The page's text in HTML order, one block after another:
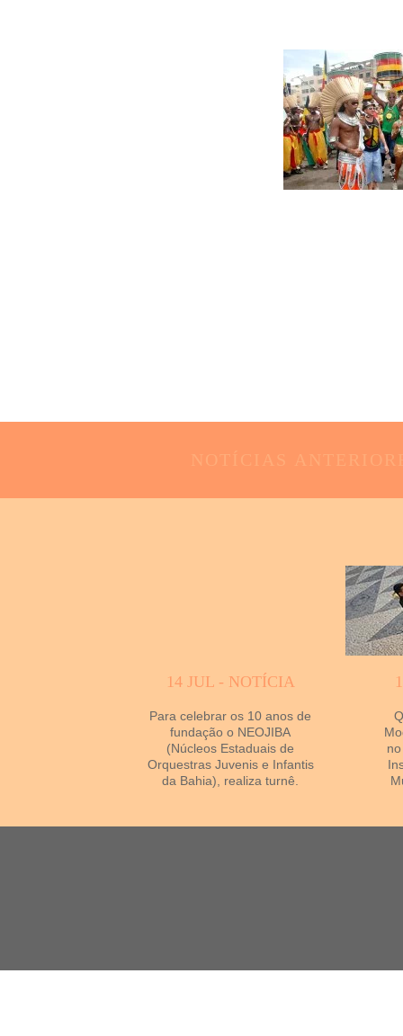
14 JUL - NOTÍCIA
Para celebrar os 10 anos de
fundação o NEOJIBA
(Núcleos Estaduais de
Orquestras Juvenis e Infantis
da Bahia), realiza turnê.